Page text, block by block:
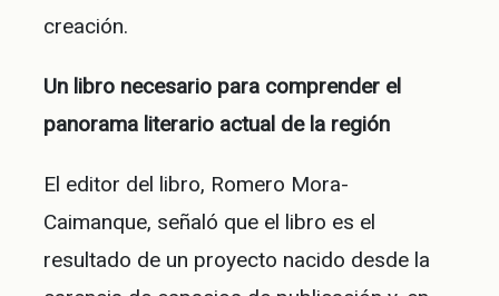
creación.
Un libro necesario para comprender el
panorama literario actual de la región
El editor del libro, Romero Mora-
Caimanque, señaló que el libro es el
resultado de un proyecto nacido desde la